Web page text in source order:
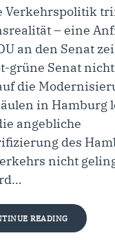
Verkehrspolitik
– eine
an den Senat
grüne Senat
die
in Hamburg
angebliche
des
nicht
READING